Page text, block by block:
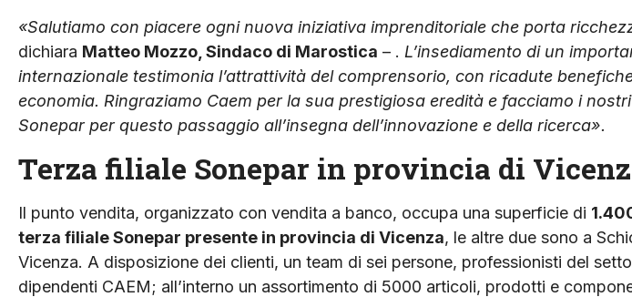
«Salutiamo con piacere ogni nuova iniziativa imprenditoriale che porta
dichiara Matteo Mozzo, Sindaco di Marostica – . L’insediamento di un
internazionale testimonia l’attrattività del comprensorio, con ricadute
economia. Ringraziamo Caem per la sua prestigiosa eredità e facciamo i
Sonepar per questo passaggio all’insegna dell’innovazione e della ricerca».
Terza filiale Sonepar in provincia di
Il punto vendita, organizzato con vendita a banco, occupa una superficie di
terza filiale Sonepar presente in provincia di Vicenza, le altre due sono a
Vicenza. A disposizione dei clienti, un team di sei persone, professionisti del
dipendenti CAEM; all’interno un assortimento di 5000 articoli, prodotti e